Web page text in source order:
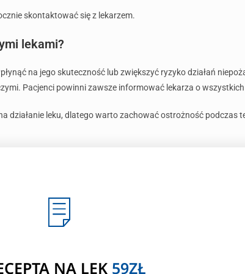
skontaktować się z lekarzem.
lekami?
na jego skuteczność lub zwiększyć ryzyko działań
Pacjenci powinni zawsze informować lekarza o
działanie leku, dlatego warto zachować ostrożność podczas
NA LEK 59ZŁ